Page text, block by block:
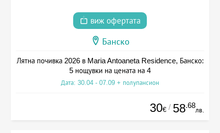
виж офертата
Банско
Лятна почивка 2026 в Maria Antoaneta Residence, Банско:
5 нощувки на цената на 4
Дата: 30.04 - 07.09 + полупансион
30€ / 58.68
лв.